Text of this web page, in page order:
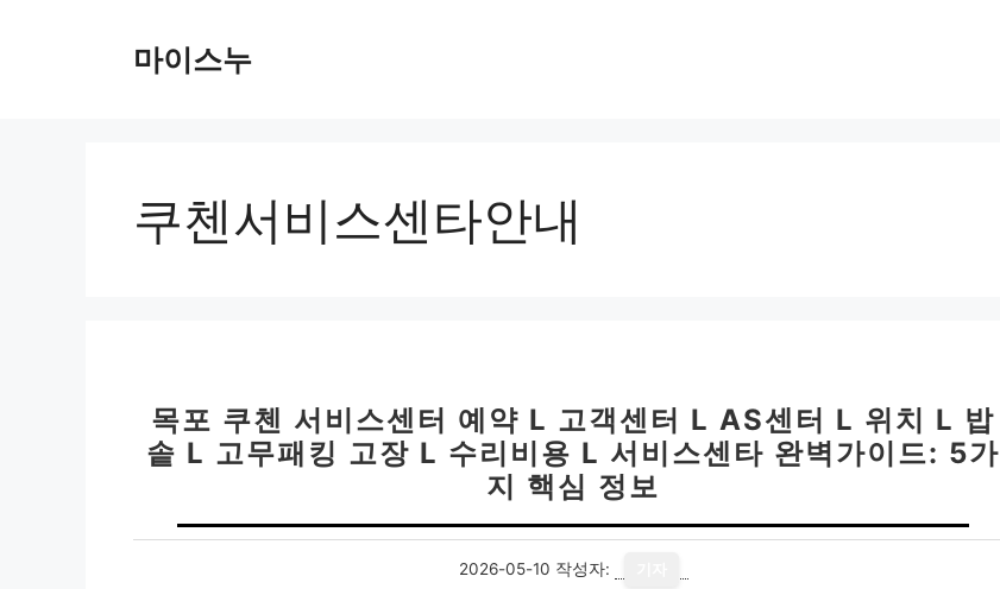
마이스누
쿠첸서비스센타안내
목포 쿠첸 서비스센터 예약 L 고객센터 L AS센터 L 위치 L 밥
솥 L 고무패킹 고장 L 수리비용 L 서비스센타 완벽가이드: 5가
지 핵심 정보
2026-05-10 작성자: